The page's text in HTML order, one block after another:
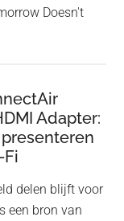
Doesn't
Adapter:
Fi
delen blijft voor
een bron van